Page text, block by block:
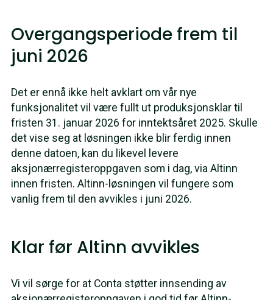
Overgangsperiode frem til
juni 2026
Det er ennå ikke helt avklart om vår nye
funksjonalitet vil være fullt ut produksjonsklar til
fristen 31. januar 2026 for inntektsåret 2025. Skulle
det vise seg at løsningen ikke blir ferdig innen
denne datoen, kan du likevel levere
aksjonærregisteroppgaven som i dag, via Altinn
innen fristen. Altinn-løsningen vil fungere som
vanlig frem til den avvikles i juni 2026.
Klar før Altinn avvikles
Vi vil sørge for at Conta støtter innsending av